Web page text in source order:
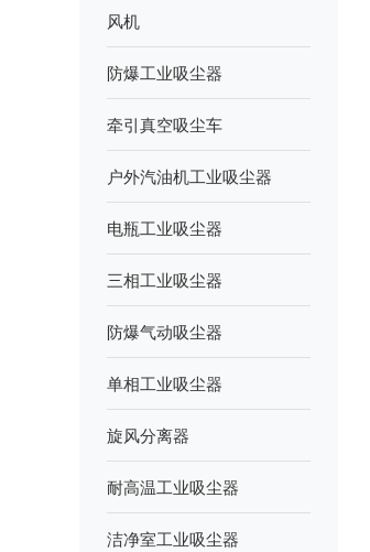
风机
防爆工业吸尘器
牵引真空吸尘车
户外汽油机工业吸尘器
电瓶工业吸尘器
三相工业吸尘器
防爆气动吸尘器
单相工业吸尘器
旋风分离器
耐高温工业吸尘器
洁净室工业吸尘器